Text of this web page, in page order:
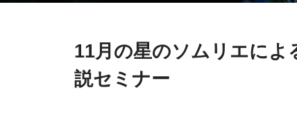
11月の星のソムリエによ
説セミナー